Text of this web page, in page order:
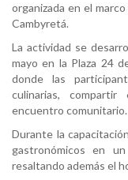
organizada en el
Cambyretá.
La actividad se
mayo en la Plaza 24
donde las
culinarias,
encuentro comunitario.
Durante la
gastronómicos en
resaltando además el